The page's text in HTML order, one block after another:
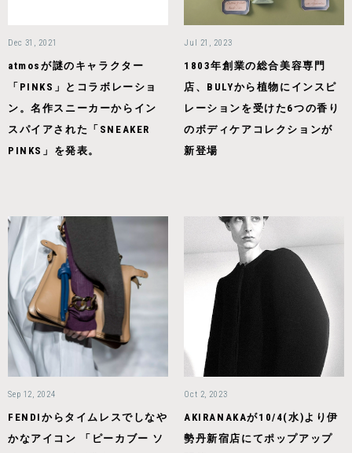
Dec 31, 2021
atmosが謎のキャラクター
「PINKS」とコラボレーショ
ン。名作スニーカーからイン
スパイアされた「SNEAKER
PINKS」を発表。
Jul 21, 2023
1803年創業の総合美容専門
店、BULYから植物にインスピ
レーションを受けた6つの香り
のボディケアコレクションが
新登場
Sep 12, 2024
FENDIからタイムレスでしなや
かなアイコン 「ピーカブー ソ
Oct 2, 2023
AKIRANAKAが10/4(水)より伊
勢丹新宿店にてポップアップ